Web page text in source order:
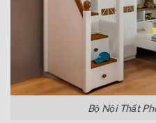
Bộ Nội Thất